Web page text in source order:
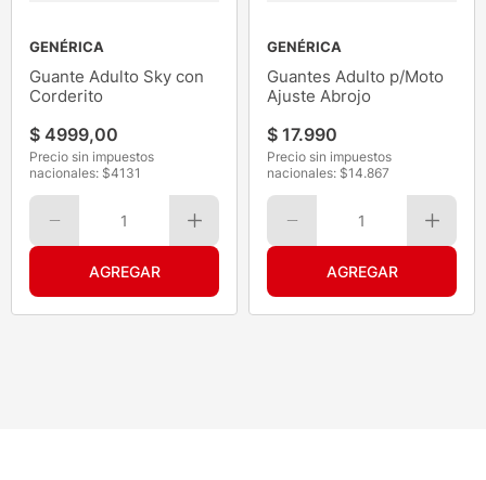
GENÉRICA
Guante Adulto Sky con
Corderito
$ 4999,00
Precio sin impuestos
nacionales: $4131
1
GENÉRICA
Guantes Adulto p/Moto
Ajuste Abrojo
$ 17.990
Precio sin impuestos
nacionales: $14.867
1